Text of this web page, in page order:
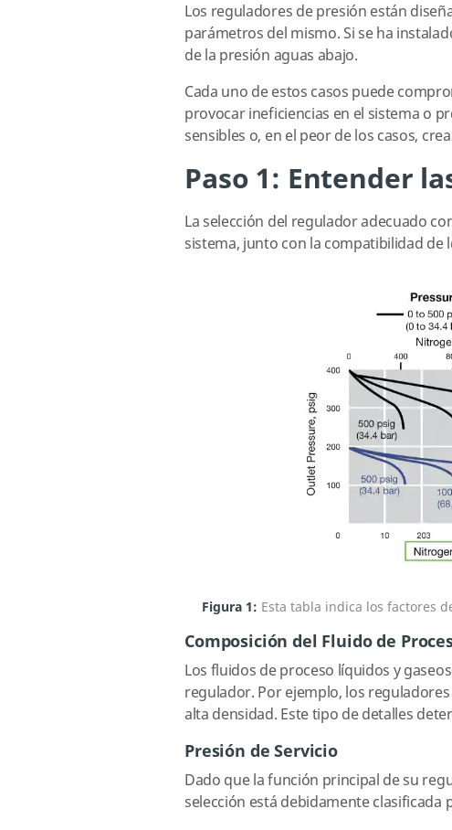
Los reguladores de presión están
parámetros del mismo. Si se ha
de la presión aguas abajo.
Cada uno de estos casos puede
provocar ineficiencias en el sistema o
sensibles o, en el peor de los casos,
Paso 1: Entender
La selección del regulador adecuado
sistema, junto con la compatibilidad
Figura 1: Esta tabla indica los factores
Composición del Fluido de
Los fluidos de proceso líquidos y
regulador. Por ejemplo, los
alta densidad. Este tipo de detalles
Presión de Servicio
Dado que la función principal de su
selección está debidamente